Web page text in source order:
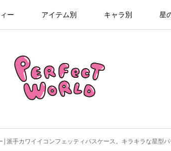
ー アイテム別 キャラ別 星
|派手カワイイコンフェッティパスケース。キラキラな星型